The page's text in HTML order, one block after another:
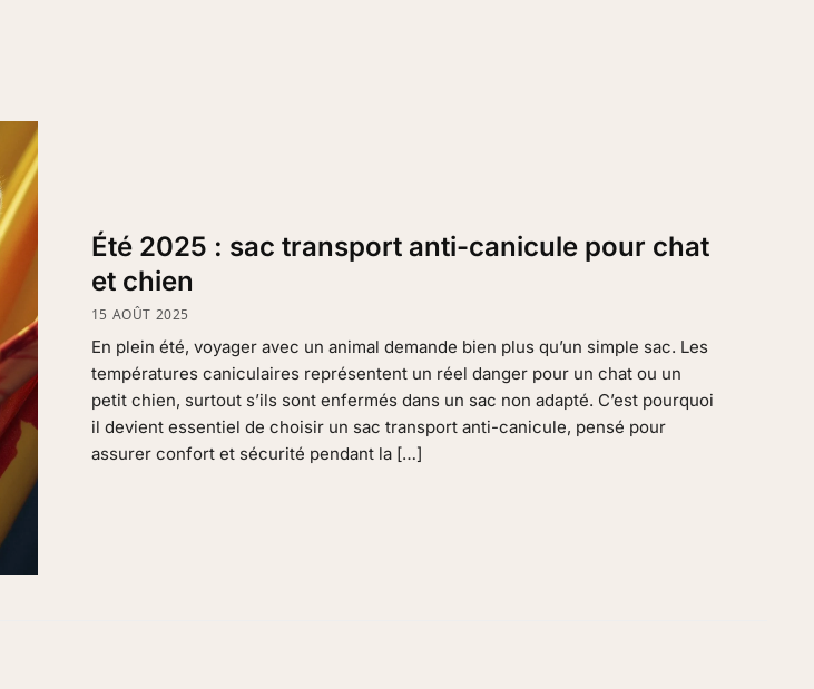
Été 2025 : sac transport anti-canicule pour chat
et chien
15 AOÛT 2025
En plein été, voyager avec un animal demande bien plus qu’un simple sac. Les
températures caniculaires représentent un réel danger pour un chat ou un
petit chien, surtout s’ils sont enfermés dans un sac non adapté. C’est pourquoi
il devient essentiel de choisir un sac transport anti-canicule, pensé pour
assurer confort et sécurité pendant la […]